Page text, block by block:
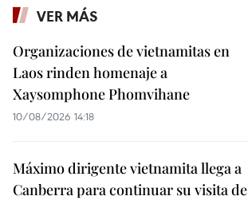
VER MÁS
Organizaciones de vietnamitas en
Laos rinden homenaje a
Xaysomphone Phomvihane
10/08/2026 14:18
Máximo dirigente vietnamita llega a
Canberra para continuar su visita de